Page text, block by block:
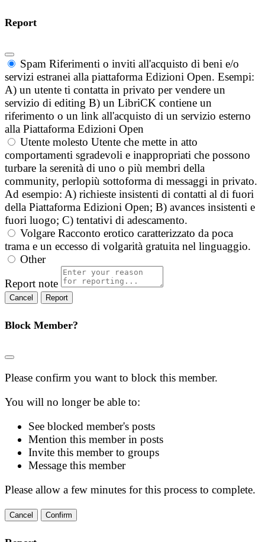
Report
Spam Riferimenti o inviti all'acquisto di beni e/o
servizi estranei alla piattaforma Edizioni Open. Esempi:
A) un utente ti contatta in privato per vendere un
servizio di editing B) un LibriCK contiene un
riferimento o un link all'acquisto di un servizio esterno
alla Piattaforma Edizioni Open
Utente molesto Utente che mette in atto
comportamenti sgradevoli e inappropriati che possono
turbare la serenità di uno o più membri della
community, perlopiù sottoforma di messaggi in privato.
Ad esempio: A) richieste insistenti di contatti al di fuori
della Piattaforma Edizioni Open; B) avances insistenti e
fuori luogo; C) tentativi di adescamento.
Volgare Racconto erotico caratterizzato da poca
trama e un eccesso di volgarità gratuita nel linguaggio.
Other
Report note
Report
Block Member?
Please confirm you want to block this member.
You will no longer be able to:
See blocked member's posts
Mention this member in posts
Invite this member to groups
Message this member
Please allow a few minutes for this process to complete.
Confirm